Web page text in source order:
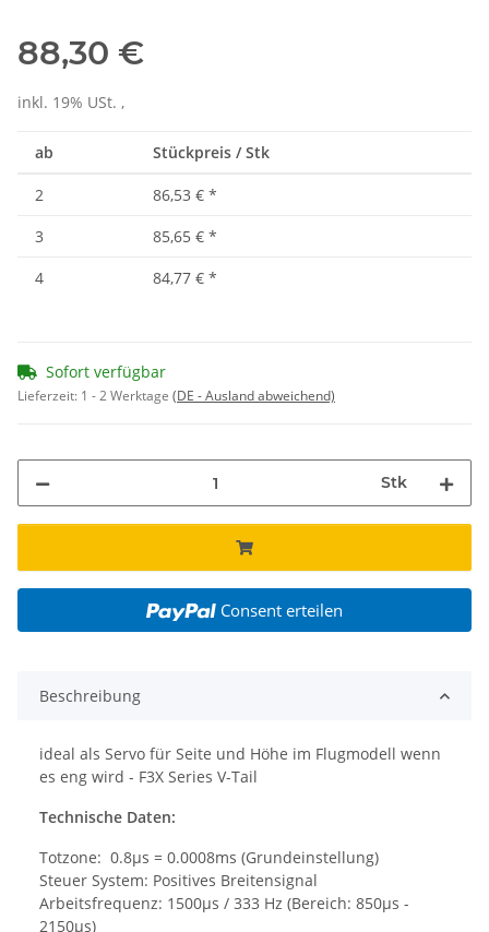
88,30 €
inkl. 19% USt. ,
ab Stückpreis / Stk
2 86,53 € *
3
85,65 € *
4
84,77 € *
Sofort verfügbar
Lieferzeit: 1 - 2 Werktage (DE - Ausland abweichend)
Stk
Consent erteilen
Beschreibung
ideal als Servo für Seite und Höhe im Flugmodell wenn
es eng wird - F3X Series V-Tail
Technische Daten:
Totzone: 0.8µs = 0.0008ms (Grundeinstellung)
Steuer System: Positives Breitensignal
Arbeitsfrequenz: 1500µs / 333 Hz (Bereich: 850µs -
2150µs)